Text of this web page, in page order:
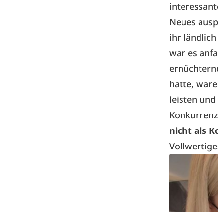
Neues
ihr
war es
hatte,
leisten
nicht als